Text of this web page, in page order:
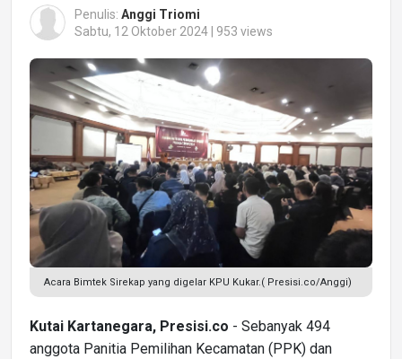
Penulis: Anggi Triomi
Sabtu, 12 Oktober 2024 | 953 views
Acara Bimtek Sirekap yang digelar KPU Kukar.( Presisi.co/Anggi)
Kutai Kartanegara, Presisi.co - Sebanyak 494
anggota Panitia Pemilihan Kecamatan (PPK) dan